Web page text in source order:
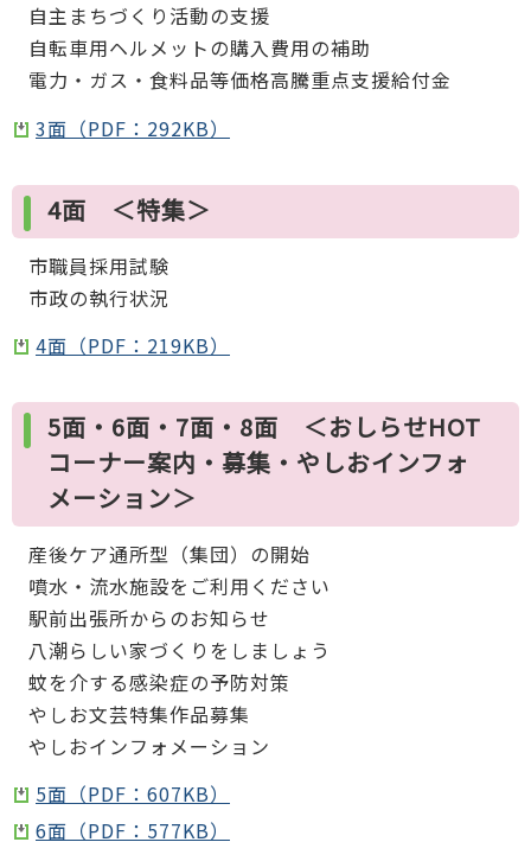
自主まちづくり活動の支援
自転車用ヘルメットの購入費用の補助
電力・ガス・食料品等価格高騰重点支援給付金
3面（PDF：292KB）
4面 ＜特集＞
市職員採用試験
市政の執行状況
4面（PDF：219KB）
5面・6面・7面・8面 ＜おしらせHOT
コーナー案内・募集・やしおインフォ
メーション＞
産後ケア通所型（集団）の開始
噴水・流水施設をご利用ください
駅前出張所からのお知らせ
八潮らしい家づくりをしましょう
蚊を介する感染症の予防対策
やしお文芸特集作品募集
やしおインフォメーション
5面（PDF：607KB）
6面（PDF：577KB）